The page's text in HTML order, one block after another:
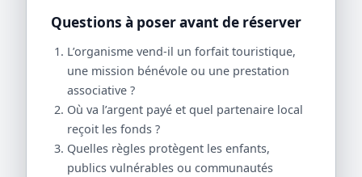
Questions à poser avant de réserver
L’organisme vend-il un forfait touristique,
une mission bénévole ou une prestation
associative ?
Où va l’argent payé et quel partenaire local
reçoit les fonds ?
Quelles règles protègent les enfants,
publics vulnérables ou communautés